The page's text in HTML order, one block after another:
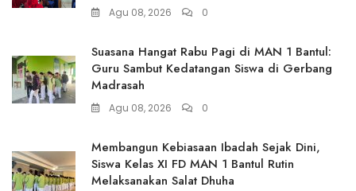
Agu 08, 2026 0
Suasana Hangat Rabu Pagi di MAN 1 Bantul:
Guru Sambut Kedatangan Siswa di Gerbang
Madrasah
Agu 08, 2026 0
Membangun Kebiasaan Ibadah Sejak Dini,
Siswa Kelas XI FD MAN 1 Bantul Rutin
Melaksanakan Salat Dhuha